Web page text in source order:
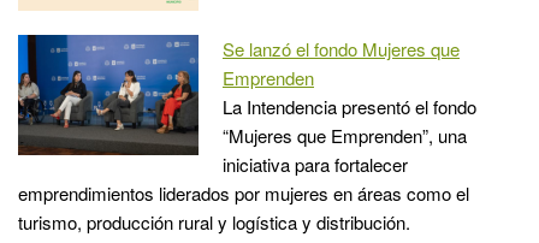
Se lanzó el fondo Mujeres que
Emprenden
La Intendencia presentó el fondo
“Mujeres que Emprenden”, una
iniciativa para fortalecer
emprendimientos liderados por mujeres en áreas como el
turismo, producción rural y logística y distribución.